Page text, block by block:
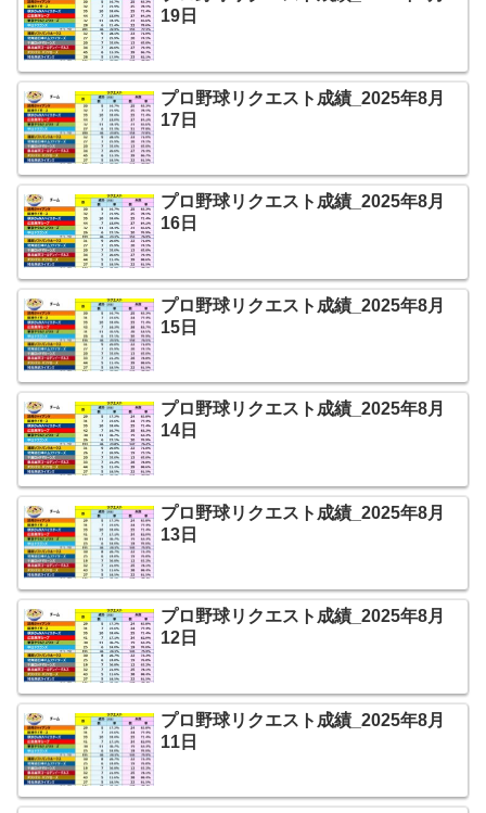
19日
プロ野球リクエスト成績_2025年8月
17日
プロ野球リクエスト成績_2025年8月
16日
プロ野球リクエスト成績_2025年8月
15日
プロ野球リクエスト成績_2025年8月
14日
プロ野球リクエスト成績_2025年8月
13日
プロ野球リクエスト成績_2025年8月
12日
プロ野球リクエスト成績_2025年8月
11日